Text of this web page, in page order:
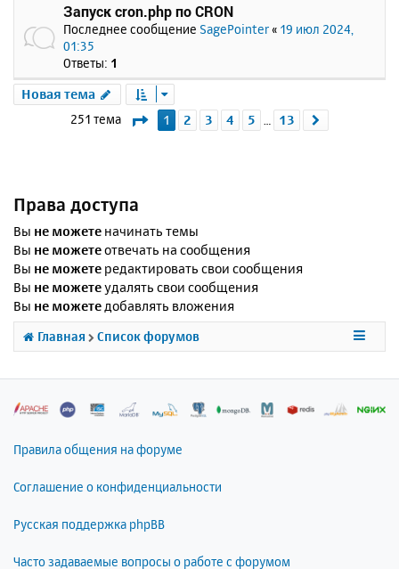
Запуск cron.php по CRON
Последнее сообщение SagePointer « 19 июл 2024,
01:35
Ответы: 1
Новая тема
251 тема Страница1 из 13
1 2 3 4 5 13
Права доступа
Вы не можете начинать темы
Вы не можетеотвечать на сообщения
Вы не можете редактировать свои сообщения
Вы не можетеудалять свои сообщения
Вы не можете добавлять вложения
Главная Список форумов
Правила общения на форуме
Соглашение о конфиденциальности
Русская поддержка phpBB
Часто задаваемые вопросы о работе с форумом